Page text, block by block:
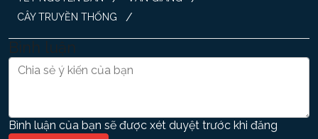
CÂY TRUYỀN THỐNG /
Bình luận
Bình luận của bạn sẽ được xét duyệt trước khi đăng